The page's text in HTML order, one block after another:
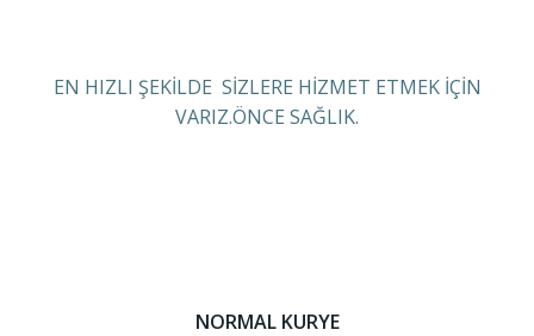
EN HIZLI ŞEKİLDE SİZLERE HİZMET ETMEK İÇİN
VARIZ.ÖNCE SAĞLIK.
NORMAL KURYE